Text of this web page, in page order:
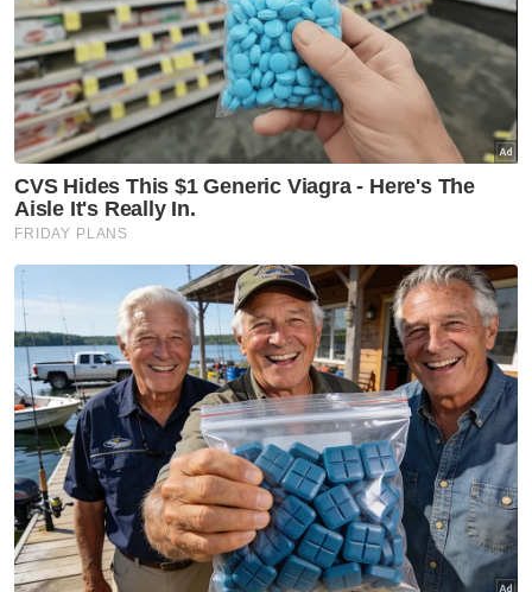
Cedera Ditumbuk
Bapa Kandung
Semasa
Pelajar kolej lemas ketika
mandi-manda bersama
sembilan rakan
Semasa
Ismail Sabri didakwa esok di
Mahkamah Sesyen Kuala
Lumpur
Semasa